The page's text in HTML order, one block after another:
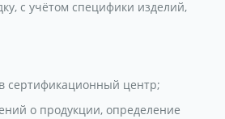
с учётом специфики изделий,
сертификационный центр;
о продукции, определение